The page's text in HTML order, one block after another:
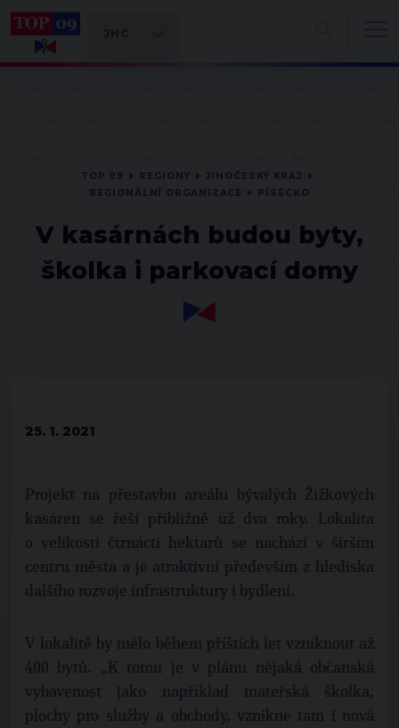
V kasárnách budou byty,
školka i parkovací domy
25. 1. 2021
Projekt na přestavbu areálu bývalých Žižkových
kasáren se řeší přibližně už dva roky. Lokalita
o velikosti čtrnácti hektarů se nachází v širším
centru města a je atraktivní především z hlediska
dalšího rozvoje infrastruktury i bydlení.
V lokalitě by mělo během příštích let vzniknout až
400 bytů. „K tomu je v plánu nějaká občanská
vybavenost jako například mateřská školka,
plochy pro služby a obchody, vznikne tam i nová